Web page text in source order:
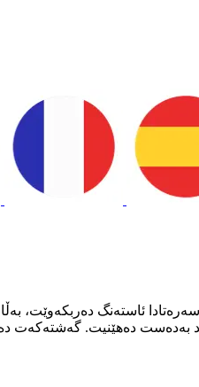
ئاستەنگ دەربکەوێت،
بەدەست دەهێنیت. گەشتەکەت